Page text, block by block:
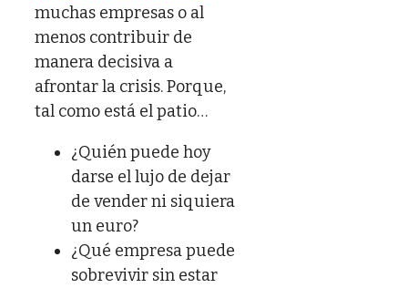
muchas empresas o al
menos contribuir de
manera decisiva a
afrontar la crisis. Porque,
tal como está el patio…
¿Quién puede hoy
darse el lujo de dejar
de vender ni siquiera
un euro?
¿Qué empresa puede
sobrevivir sin estar